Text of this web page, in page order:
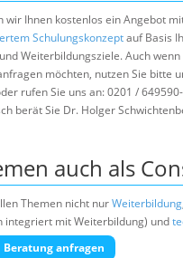
wir Ihnen kostenlos ein Angebot
Schulungskonzeptauf Basis
Weiterbildungsziele. Auch wenn
möchten, nutzen Sie bitte
rufen Sie uns an: 0201 /
berät Sie Dr. Holger
auch als
Themen nicht nurWeiterbildung
integriert mit Weiterbildung) und
Beratung anfragen